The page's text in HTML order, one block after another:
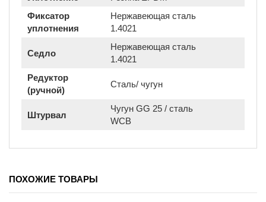
Фиксатор
уплотнения
Нержавеющая сталь
1.4021
Седло
Нержавеющая сталь
1.4021
Редуктор
(ручной)
Сталь/ чугун
Штурвал
Чугун GG 25 / сталь
WCB
ПОХОЖИЕ ТОВАРЫ